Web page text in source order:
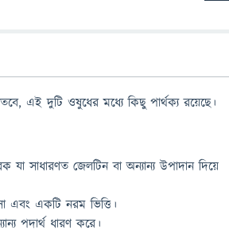
এই দুটি ওষুধের মধ্যে কিছু পার্থক্য রয়েছে।
সাধারণত জেলটিন বা অন্যান্য উপাদান দিয়ে
এবং একটি নরম ভিত্তি।
পদার্থ ধারণ করে।